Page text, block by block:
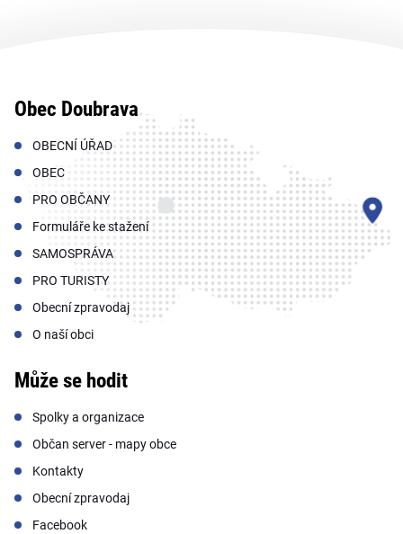
Obec Doubrava
OBECNÍ ÚŘAD
OBEC
PRO OBČANY
Formuláře ke stažení
SAMOSPRÁVA
PRO TURISTY
Obecní zpravodaj
O naší obci
Může se hodit
Spolky a organizace
Občan server - mapy obce
Kontakty
Obecní zpravodaj
Facebook